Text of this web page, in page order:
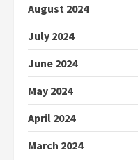
August 2024
July 2024
June 2024
May 2024
April 2024
March 2024